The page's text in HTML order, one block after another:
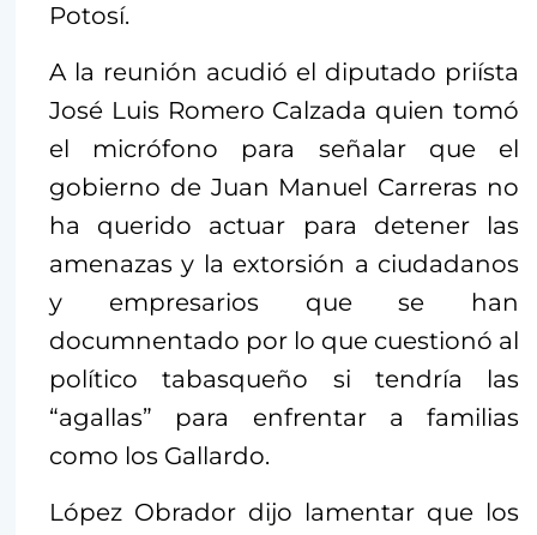
Potosí.
A la reunión acudió el diputado priísta
José Luis Romero Calzada quien tomó
el micrófono para señalar que el
gobierno de Juan Manuel Carreras no
ha querido actuar para detener las
amenazas y la extorsión a ciudadanos
y empresarios que se han
documnentado por lo que cuestionó al
político tabasqueño si tendría las
“agallas” para enfrentar a familias
como los Gallardo.
López Obrador dijo lamentar que los